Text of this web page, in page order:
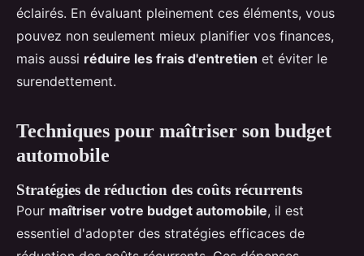
éclairés. En évaluant pleinement ces éléments, vous
pouvez non seulement mieux planifier vos finances,
mais aussi réduire les frais d'entretien et éviter le
surendettement.
Techniques pour maîtriser son budget
automobile
Stratégies de réduction des coûts récurrents
Pour maîtriser votre budget automobile, il est
essentiel d'adopter des stratégies efficaces de